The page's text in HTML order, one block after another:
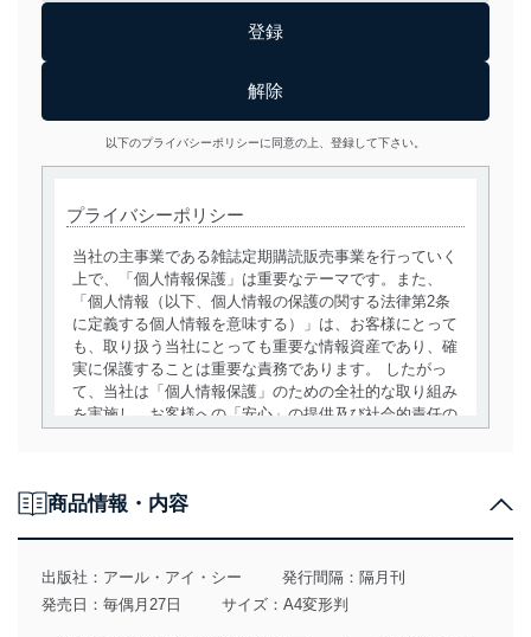
以下のプライバシーポリシーに同意の上、登録して下さい。
プライバシーポリシー
当社の主事業である雑誌定期購読販売事業を行っていく
上で、「個人情報保護」は重要なテーマです。また、
「個人情報（以下、個人情報の保護の関する法律第2条
に定義する個人情報を意味する）」は、お客様にとって
も、取り扱う当社にとっても重要な情報資産であり、確
実に保護することは重要な責務であります。 したがっ
て、当社は「個人情報保護」のための全社的な取り組み
を実施し、お客様への「安心」の提供及び社会的責任の
用目的を明確にし、本人の同意を得たうえで利用目的の
達成に必要な範囲内で適法かつ公正な手段によって取
得・利用・提供を行います。また、当社が保有している
個人情報は、同意を得ずに目的外利用、第三者への提
商品情報・内容
出版社： アール・アイ・シー
発行間隔：隔月刊
発売日：毎偶月27日
サイズ：A4変形判